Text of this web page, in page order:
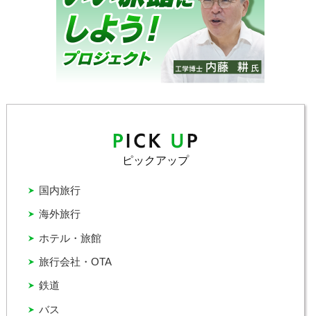
ピックアップ
バス
ホテル・旅館
国内旅行
旅行会社・OTA
海外旅行
鉄道